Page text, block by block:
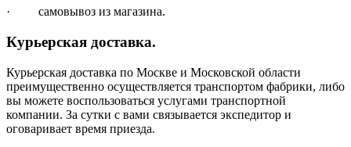
· самовывоз из магазина.
Курьерская доставка.
Курьерская доставка по Москве и Московской области
преимущественно осуществляется транспортом фабрики, либо
вы можете воспользоваться услугами транспортной
компании. За сутки с вами связывается экспедитор и
оговаривает время приезда.